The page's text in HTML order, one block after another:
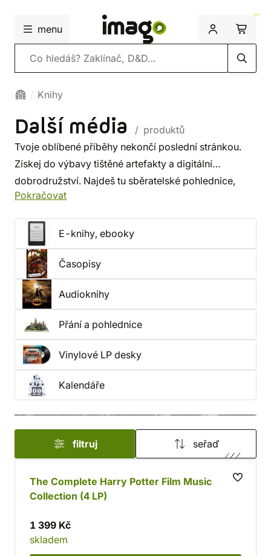
menu
Vyhledávání
Knihy
Další média
/ produktů
Tvoje oblíbené příběhy nekončí poslední stránkou.
Získej do výbavy tištěné artefakty a digitální
dobrodružství. Najdeš tu sběratelské pohlednice,
geek magazíny i namluvené knihy rovnou do
Pokračovat
E-knihy, ebooky
Časopisy
Audioknihy
Přání a pohlednice
Vinylové LP desky
Kalendáře
filtruj seřaď
The Complete Harry Potter Film Music
Collection (4 LP)
1 399 Kč
skladem